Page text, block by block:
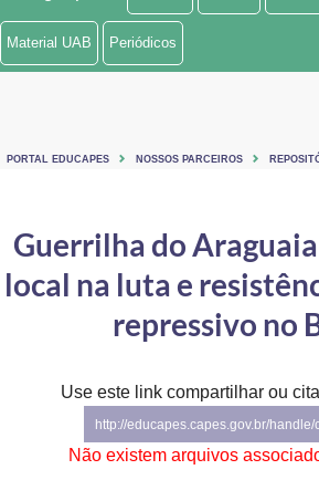
Ministério de Minas e Energia
Controladoria-Geral da União
Ministério da Mulher, da Família e dos Direitos
Secretaria de Governo
Gabinete de Segurança Institucional
Material UAB Periódicos
PORTAL EDUCAPES NOSSOS PARCEIROS
Guerrilha do
local na luta e
repressivo no
Use este link compartilhar ou
http://educapes.capes.gov.br/
Não existem arquivos